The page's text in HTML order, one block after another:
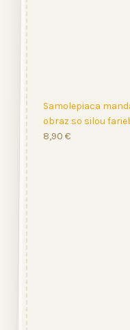
Samolepiaca
obraz so silou
8,90 €